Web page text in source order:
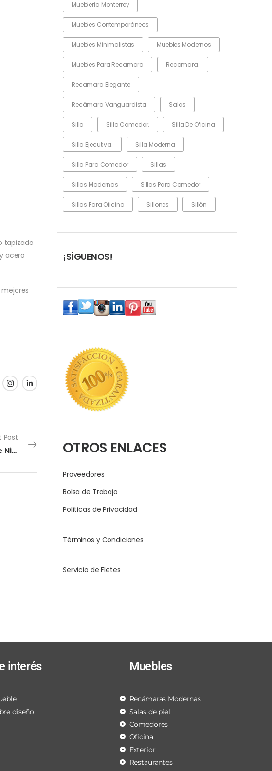
Muebleria Monterrey
Muebles Contemporáneos
Muebles Minimalistas Muebles Modernos
Muebles Para Recamara Recamara.
Recamara Elegante
Recámara Vanguardista Salas
Silla Silla Comedor. Silla De Oficina
Silla Ejecutiva. Silla Moderna
Silla Para Comedor Sillas
Sillas Modernas Sillas Para Comedor
Sillas Para Oficina Sillones Sillón
¡SÍGUENOS!
OTROS ENLACES
Proveedores
Bolsa de Trabajo
Políticas de Privacidad
Términos y Condiciones
Servicio de Fletes
tapizado
acero
Post
Silla Minimalista Elegante Niels
interés
diseño
Muebles
Recámaras Modernas
Salas de piel
Comedores
Oficina
Exterior
Restaurantes